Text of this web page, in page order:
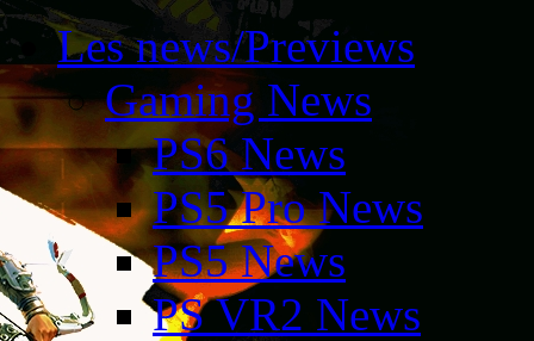
Les news/Previews
Gaming News
PS6 News
PS5 Pro News
PS5 News
PS VR2 News